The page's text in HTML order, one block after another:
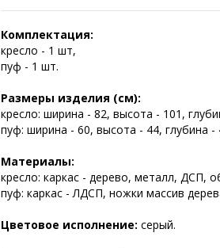
Комплектация:
кресло - 1 шт,
пуф - 1 шт.
Размеры изделия (см):
кресло: ширина - 82, высота - 101,
пуф: ширина - 60, высота - 44, глубина
Материалы:
кресло: каркас - дерево, металл, ДСП,
пуф: каркас - ЛДСП, ножки массив
Цветовое исполнение: серый.